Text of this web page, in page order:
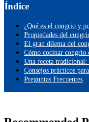
Índice
¿Qué es el congrio y
Propiedades del
El gran dilema del
Cómo cocinar congrio
Una receta
Consejos prácticos
Preguntas Frecuentes